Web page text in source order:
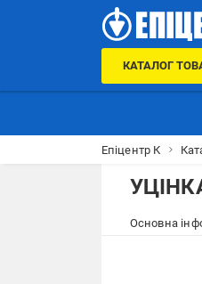
КАТАЛОГ
Епіцентр К
Основна